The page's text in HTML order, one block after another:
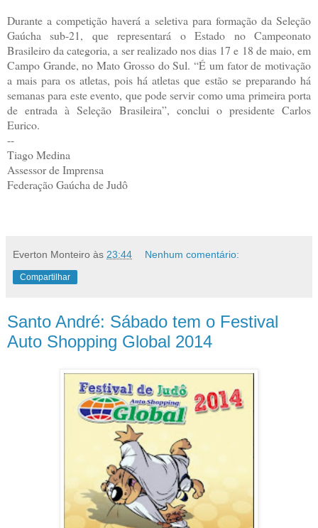
Durante a competição haverá a seletiva para formação da Seleção
Gaúcha sub-21, que representará o Estado no Campeonato
Brasileiro da categoria, a ser realizado nos dias 17 e 18 de maio, em
Campo Grande, no Mato Grosso do Sul. “É um fator de motivação
a mais para os atletas, pois há atletas que estão se preparando há
semanas para este evento, que pode servir como uma primeira porta
de entrada à Seleção Brasileira”, conclui o presidente Carlos
Eurico.
--
Tiago Medina
Assessor de Imprensa
Federação Gaúcha de Judô
Everton Monteiro às 23:44 Nenhum comentário:
Compartilhar
Santo André: Sábado tem o Festival
Auto Shopping Global 2014